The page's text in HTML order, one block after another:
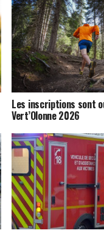
Les inscriptions sont
Vert’Olonne 2026